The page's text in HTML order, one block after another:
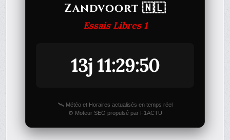
Zandvoort 🇳🇱
Essais Libres 1
13j 11:29:50
🛰️ Météo et Horaires actualisés en temps réel
⚙️ Moteur SEO propulsé par F1ACTU